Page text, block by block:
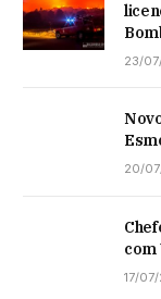
23/
20/
com
17/